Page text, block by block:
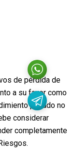
de pérdida de
a su favor como
pasado no
considerar
completamente